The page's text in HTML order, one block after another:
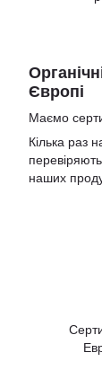
Європі
Маємо
Кілька раз
наших